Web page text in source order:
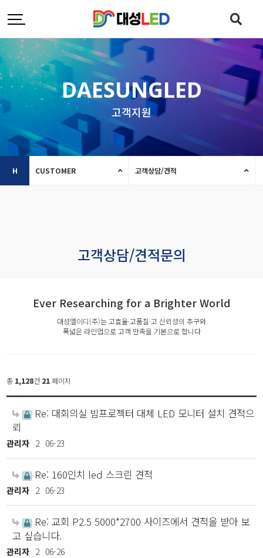
DAESUNGLED
고객지원
H CUSTOMER 고객상담/견적
고객상담/견적문의
Ever Researching for a Brighter World
대성엘이디(주)는 고효율·고품질·고 신뢰성의 추구와
폭넓은 라인업으로 고객 만족을 기본으로 합니다
총 1,128건 21 페이지
Re: 대회의실 빔프로젝터 대체 LED 모니터 설치 견적으
뢰
관리자 2 06-23
Re: 160인치 led 스크린 견적
관리자 2 06-23
Re: 교회 P2.5 5000*2700 사이즈에서 견적을 받아 보
고 싶습니다.
관리자 2 06-26